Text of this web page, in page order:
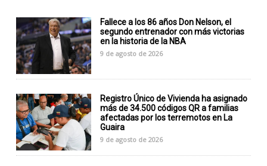
Fallece a los 86 años Don Nelson, el
segundo entrenador con más victorias
en la historia de la NBA
9 de agosto de 2026
Registro Único de Vivienda ha asignado
más de 34.500 códigos QR a familias
afectadas por los terremotos en La
Guaira
9 de agosto de 2026